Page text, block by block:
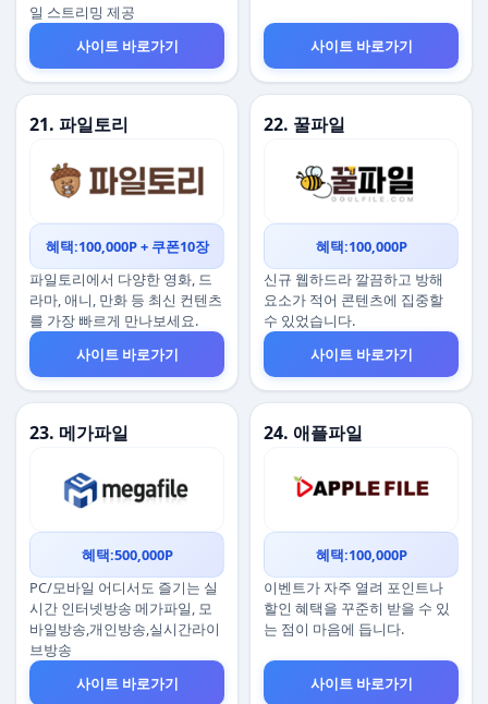
일 스트리밍 제공
사이트 바로가기
사이트 바로가기
21. 파일토리
혜택:100,000P + 쿠폰10장
파일토리에서 다양한 영화, 드
라마, 애니, 만화 등 최신 컨텐츠
를 가장 빠르게 만나보세요.
사이트 바로가기
22. 꿀파일
혜택:100,000P
신규 웹하드라 깔끔하고 방해
요소가 적어 콘텐츠에 집중할
수 있었습니다.
사이트 바로가기
23. 메가파일
혜택:500,000P
PC/모바일 어디서도 즐기는 실
시간 인터넷방송 메가파일, 모
바일방송,개인방송,실시간라이
브방송
사이트 바로가기
24. 애플파일
혜택:100,000P
이벤트가 자주 열려 포인트나
할인 혜택을 꾸준히 받을 수 있
는 점이 마음에 듭니다.
사이트 바로가기